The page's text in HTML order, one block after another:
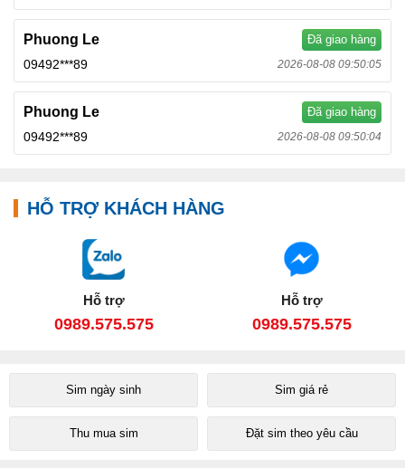
Phuong Le Đã giao hàng
09492***89 2026-08-08 09:50:05
Phuong Le Đã giao hàng
09492***89 2026-08-08 09:50:04
HỖ TRỢ KHÁCH HÀNG
Hỗ trợ
0989.575.575
Hỗ trợ
0989.575.575
Sim ngày sinh Sim giá rẻ
Thu mua sim Đặt sim theo yêu cầu